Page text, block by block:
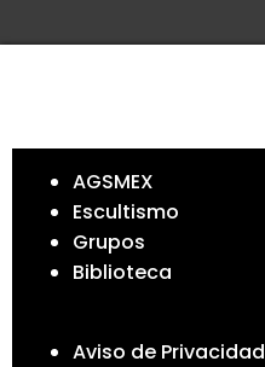
AGSMEX
Escultismo
Grupos
Biblioteca
Aviso de Privacidad